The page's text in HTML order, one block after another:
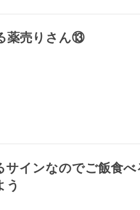
薬売りさん⑬
インなのでご飯食べ
う